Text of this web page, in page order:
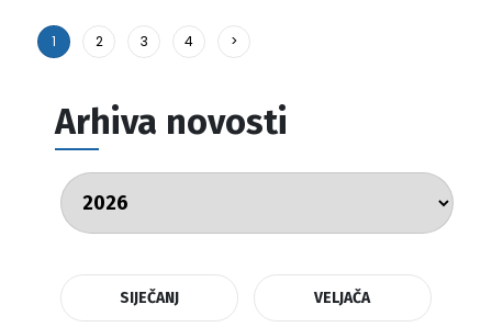
1 2 3 4 >
Arhiva novosti
SIJEČANJ VELJAČA